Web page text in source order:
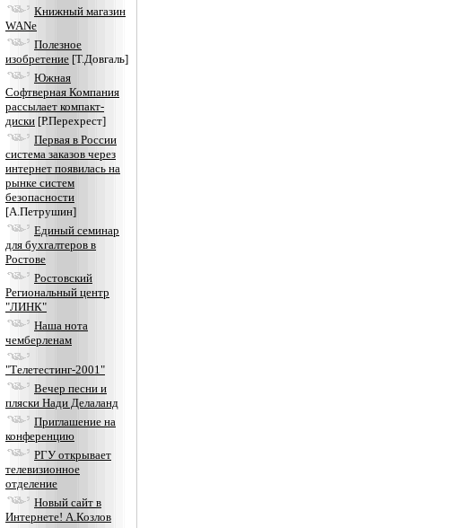
Книжный магазин
WANе
Полезное
изобретение [Т.Довгаль]
Южная
Софтверная Компания
рассылает компакт-
диски [Р.Перехрест]
Первая в России
система заказов через
интернет появилась на
рынке систем
безопасности
[А.Петрушин]
Единый семинар
для бухгалтеров в
Ростове
Ростовский
Региональный центр
"ЛИНК"
Наша нота
чемберленам
"Телетестинг-2001"
Вечер песни и
пляски Нади Делаланд
Приглашение на
конференцию
РГУ открывает
телевизионное
отделение
Новый сайт в
Интернете! А.Козлов